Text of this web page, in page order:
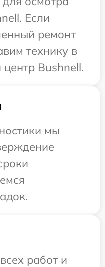
Если
ремонт
технику в
центр Bushnell.
мы
работ и